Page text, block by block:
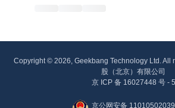
Copyright © 2026, Geekbang Technology Ltd. All
股（北京）有限公司
京 ICP 备 16027448 号 - 5
京公网安备